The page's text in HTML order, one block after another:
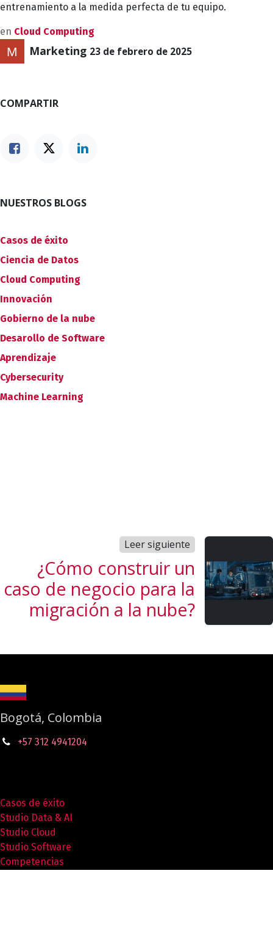
entrenamiento a la medida perfecta de tu equipo.
en Cloud Computing
Marketing 23 de febrero de 2025
COMPARTIR
NUESTROS BLOGS
Casos de éxito
Ciencia de Datos
Cloud Computing
Innovación
Gobierno de la nube
Desarollo de Software
Aprendizaje
Cybersecurity
Machine Learning
Leer siguiente
¿Cómo construir un
caso de negocio para la
migración a la nube?
Bogotá, Colombia
+57 312 4941204
Casos de éxito
Studio Data & AI
Studio Cloud
Studio Software
Competencias